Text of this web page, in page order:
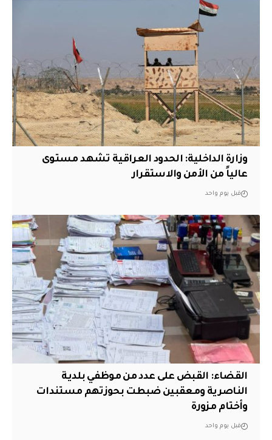
وزارة الداخلية: الحدود العراقية تشهد مستوى
عالياً من الأمن والاستقرار
قبل يوم واحد
القضاء: القبض على عدد من موظفي بلدية
الناصرية ومعقبين ضبطت بحوزتهم مستندات
وأختام مزورة
قبل يوم واحد